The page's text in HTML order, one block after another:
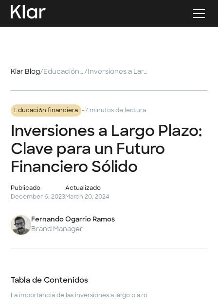
Klar Blog/ Educación financiera / Inversiones a Largo Plazo: Clave para un Futuro Financiero Sólido
Educación financiera -7 minutos de lectura
Inversiones a Largo Plazo:
Clave para un Futuro
Financiero Sólido
Publicado
December 6, 2023
Actualizado
March 20, 2024
Fernando Ogarrio Ramos
Brand Manager
Tabla de Contenidos
La importancia de las inversiones a largo plazo